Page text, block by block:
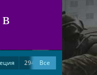
294
Все